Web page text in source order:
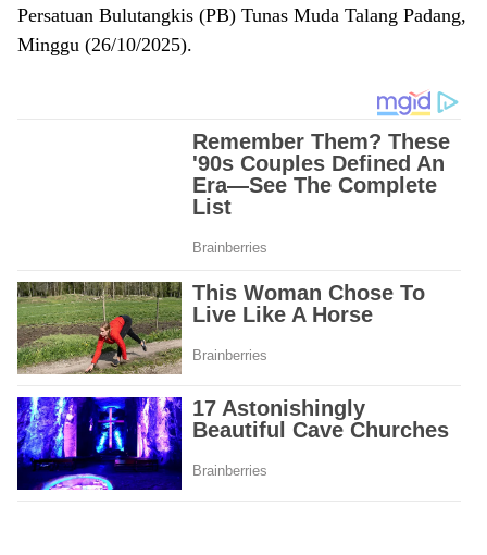
Persatuan Bulutangkis (PB) Tunas Muda Talang Padang,
Minggu (26/10/2025).